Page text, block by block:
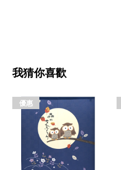
我猜你喜歡
優惠